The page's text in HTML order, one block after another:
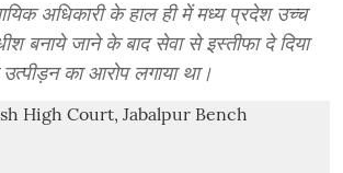
अधिकारी के हाल ही में मध्य प्रदेश उच्च
बनाये जाने के बाद सेवा से इस्तीफा दे दिया
का आरोप लगाया था।